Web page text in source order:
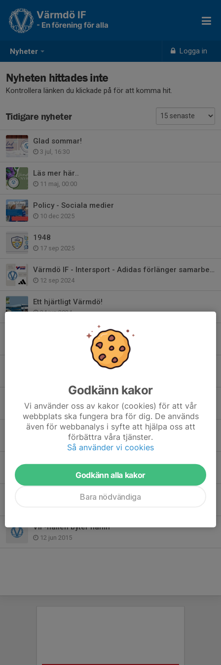
Nyheter Logga in
Värmdö IF
- En förening för alla
Nyheten hittades inte
Kontrollera länken du klickade på för att komma hit.
Tidigare nyheter
Glad sommar!
3 jul, 16:30
Läs mer här..
11 maj, 00:00
Policy - Sociala medier
10 dec 2025
1948
17 sep 2025
Värmdö IF - Intersport - Adidas förlänger samarbetet!
12 sep 2024
Ett hjärtligt Värmdö!
24 jun 2024
Bli medlem i Club 1948 - Värmdö IF:s Vänner
Värdegrundsambassadör - Värmdös viktigaste
27 dec 2023
Värmdö IF har sorg
17 apr 2023
Värmdö IF-familjen har sorg
Sommarfotbollsskolan en succé!
VIF-hallen byter namn
12 jun 2015
Godkänn kakor
Vi använder oss av kakor (cookies) för att vår
webbplats ska fungera bra för dig. De används
även för webbanalys i syfte att hjälpa oss att
förbättra våra tjänster.
Så använder vi cookies
Godkänn alla kakor
Bara nödvändiga